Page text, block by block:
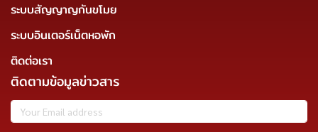
ระบบสัญญาญกันขโมย
ระบบอินเตอร์เน็ตหอพัก
ติดต่อเรา
ติดตามข้อมูลข่าวสาร